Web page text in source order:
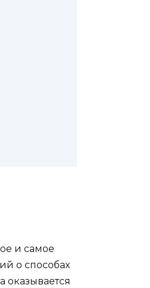
и самое
о способах
оказывается